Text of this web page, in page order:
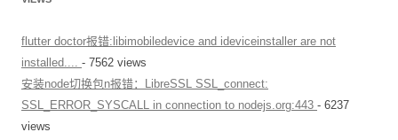
flutter doctor报错:libimobiledevice and ideviceinstaller are not
installed.... - 7562 views
安装node切换包n报错：LibreSSL SSL_connect:
SSL_ERROR_SYSCALL in connection to nodejs.org:443 - 6237
views